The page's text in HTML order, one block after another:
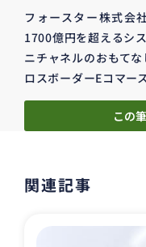
フォースター株式会
1700億円を超えるシ
ニチャネルのおもて
ロスボーダーEコマー
この
関連記事